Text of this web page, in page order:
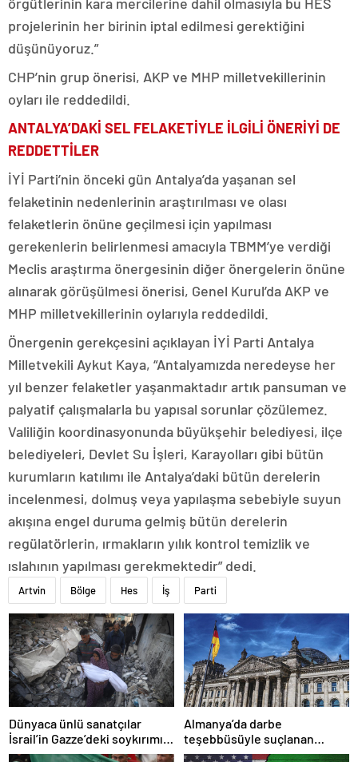
projelerinin her birinin iptal edilmesi gerektiğini
düşünüyoruz.”
CHP’nin grup önerisi, AKP ve MHP milletvekillerinin
oyları ile reddedildi.
ANTALYA’DAKİ SEL FELAKETİYLE İLGİLİ ÖNERİYİ DE
REDDETTİLER
İYİ Parti’nin önceki gün Antalya’da yaşanan sel
felaketinin nedenlerinin araştırılması ve olası
felaketlerin önüne geçilmesi için yapılması
gerekenlerin belirlenmesi amacıyla TBMM’ye verdiği
Meclis araştırma önergesinin diğer önergelerin önüne
alınarak görüşülmesi önerisi, Genel Kurul’da AKP ve
MHP milletvekillerinin oylarıyla reddedildi.
Önergenin gerekçesini açıklayan İYİ Parti Antalya
Milletvekili Aykut Kaya, “Antalyamızda neredeyse her
yıl benzer felaketler yaşanmaktadır artık pansuman ve
palyatif çalışmalarla bu yapısal sorunlar çözülemez.
Valiliğin koordinasyonunda büyükşehir belediyesi, ilçe
belediyeleri, Devlet Su İşleri, Karayolları gibi bütün
kurumların katılımı ile Antalya’daki bütün derelerin
incelenmesi, dolmuş veya yapılaşma sebebiyle suyun
akışına engel duruma gelmiş bütün derelerin
regülatörlerin, ırmakların yılık kontrol temizlik ve
ıslahının yapılması gerekmektedir” dedi.
Artvin Bölge Hes İş Parti
Dünyaca ünlü sanatçılar
İsrail’in Gazze’deki soykırımını
kınadı
Almanya’da darbe
teşebbüsüyle suçlanan
örgüte ait dernek yasaklandı